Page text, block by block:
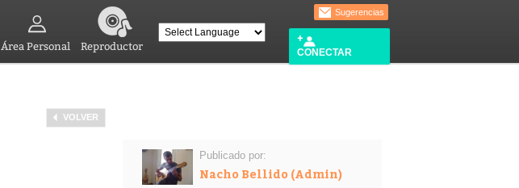
Área Personal Reproductor
Sugerencias
CONECTAR
VOLVER
Publicado por:
Nacho Bellido (Admin)